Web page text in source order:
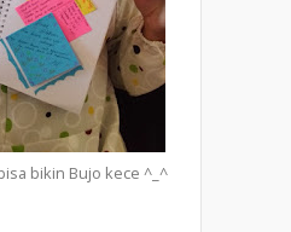
bikin Bujo kece ^_^